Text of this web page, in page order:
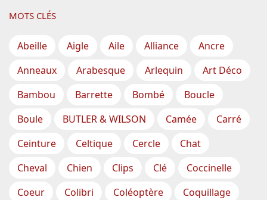
MOTS CLÉS
Abeille Aigle Aile Alliance
Ancre
Anneaux
Arabesque Arlequin
Art Déco
Bambou
Barrette Bombé
Boucle
Boule
BUTLER & WILSON Camée
Carré
Ceinture
Celtique Cercle
Chat
Cheval
Chien Clips Clé
Coccinelle
Coeur
Colibri Coléoptère
Coquillage